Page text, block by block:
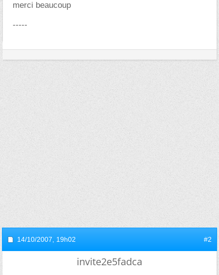
merci beaucoup
-----
14/10/2007, 19h02 #2
invite2e5fadca